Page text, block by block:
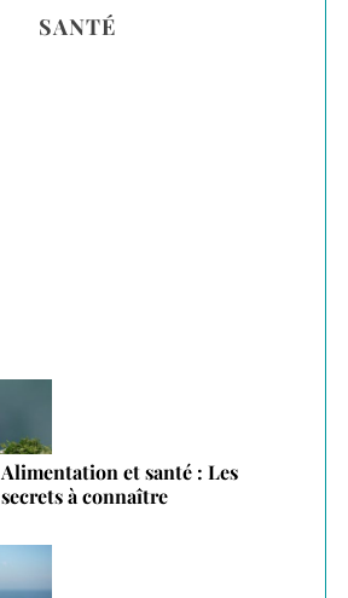
SANTÉ
Alimentation et santé : Les
secrets à connaître